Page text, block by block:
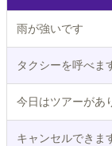
雨が強いです
タクシーを呼べま
今日はツアーがあ
キャンセルできま